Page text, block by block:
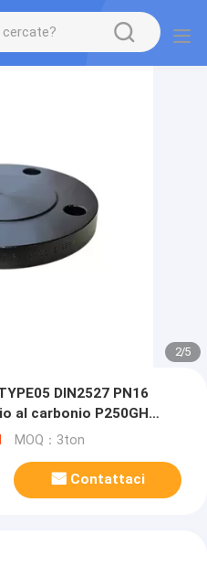
2/5
DIN2527 PN16
al carbonio P250GH
MOQ：3ton
Contattaci